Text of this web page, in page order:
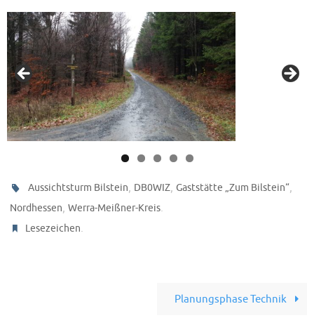
Aussichtsturm Bilstein, DB0WIZ,Gaststätte „Zum Bilstein“,
Nordhessen, Werra-Meißner-Kreis.
Lesezeichen.
Planungsphase Technik